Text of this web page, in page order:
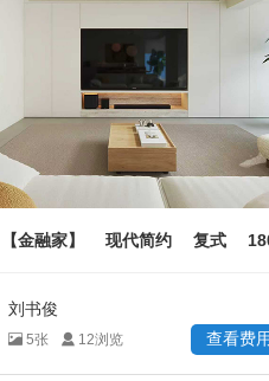
【金融家】 现代简约 复式
刘书俊
5张 12浏览 查看费